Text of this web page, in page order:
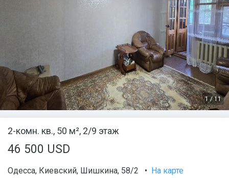
1/11
2-комн. кв., 50 м², 2/9 этаж
46 500 USD
Одесса, Киевский, Шишкина, 58/2 • На карте